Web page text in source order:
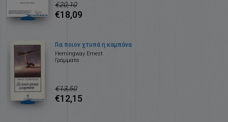
€20,10
€18,09
Για ποιον χτυπά η καμπάνα
Hemingway Ernest
Γράμματα
€13,50
€12,15